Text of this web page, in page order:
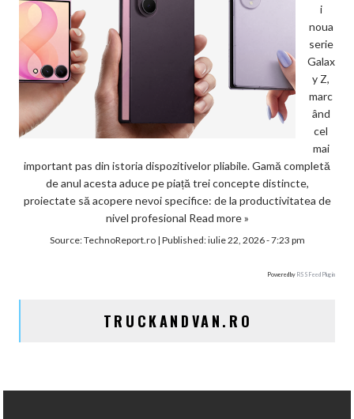
i
noua
serie
Galax
y Z,
marc
ând
cel
mai
important pas din istoria dispozitivelor pliabile. Gamă completă
de anul acesta aduce pe piață trei concepte distincte,
proiectate să acopere nevoi specifice: de la productivitatea de
nivel profesional Read more »
Source:TechnoReport.ro| Published:iulie 22, 2026 - 7:23 pm
Powered by RSS Feed Plugin
TRUCKANDVAN.RO